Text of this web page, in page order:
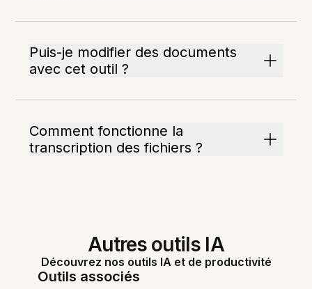
Puis-je modifier des documents
avec cet outil ?
Comment fonctionne la
transcription des fichiers ?
Autres outils IA
Découvrez nos outils IA et de productivité
Outils associés